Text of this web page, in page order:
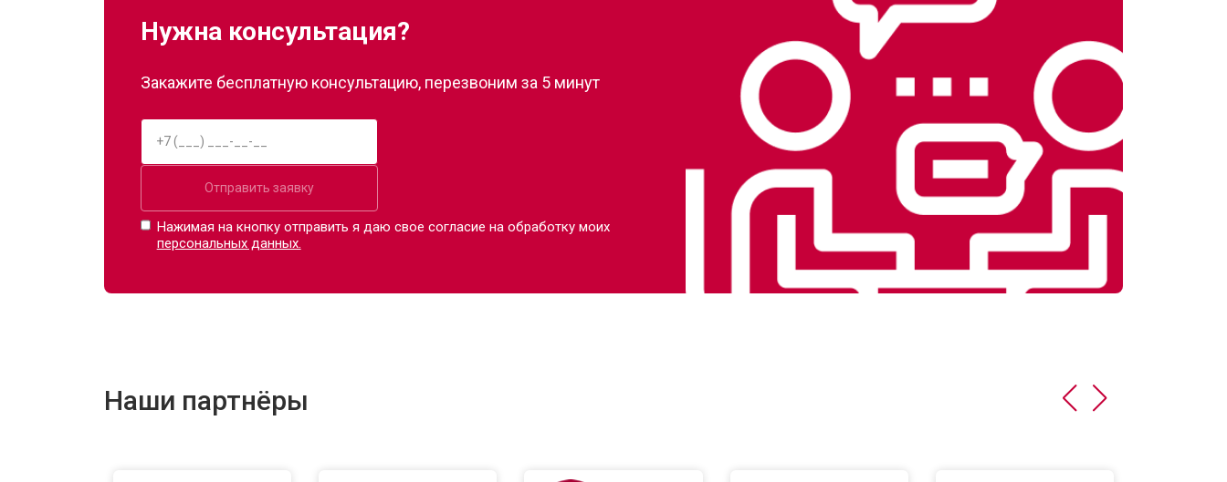
Замена сканера
Ремонт пневмокамеры от 110 мин от 3900 ₽ Заказать
Ремонт пневмосистемы Заказать
Ремонт пульта управления
от 70 мин от 3900 ₽ Заказать
Замена сетевого трансформатора
Нужна консультация?
Закажите бесплатную консультацию, перезвоним за 5 минут
Отправить заявку
Нажимая на кнопку отправить я даю свое согласие на обработку моих
персональных данных.
Наши партнёры